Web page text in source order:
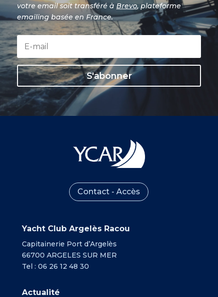
votre email soit transféré à Brevo, plateforme
emailing basée en France.
S'abonner
Contact - Accès
Yacht Club Argelès Racou
Capitainerie Port d’Argelès
66700 ARGELES SUR MER
Tel : 06 26 12 48 30
Actualité